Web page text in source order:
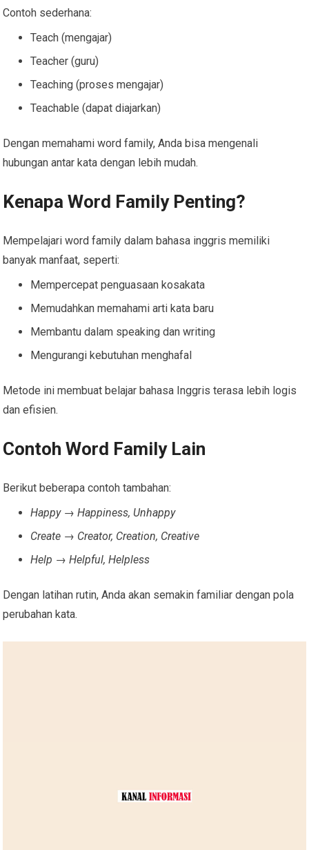
Contoh sederhana:
Teach (mengajar)
Teacher (guru)
Teaching (proses mengajar)
Teachable (dapat diajarkan)
Dengan memahami word family, Anda bisa mengenali
hubungan antar kata dengan lebih mudah.
Kenapa Word Family Penting?
Mempelajari word family dalam bahasa inggris memiliki
banyak manfaat, seperti:
Mempercepat penguasaan kosakata
Memudahkan memahami arti kata baru
Membantu dalam speaking dan writing
Mengurangi kebutuhan menghafal
Metode ini membuat belajar bahasa Inggris terasa lebih logis
dan efisien.
Contoh Word Family Lain
Berikut beberapa contoh tambahan:
Happy → Happiness, Unhappy
Create → Creator, Creation, Creative
Help → Helpful, Helpless
Dengan latihan rutin, Anda akan semakin familiar dengan pola
perubahan kata.